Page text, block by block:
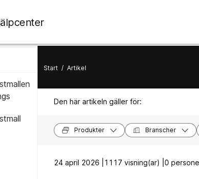
Start / Artikel
Den här artikeln gäller för:
Produkter Branscher
24 april 2026 | 1117 visning(ar) | 0